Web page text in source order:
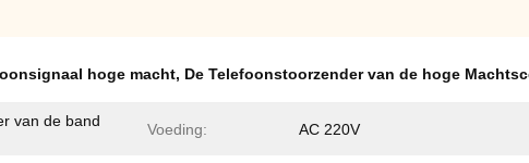
hoge macht, De Telefoonstoorzender van de hoge
van de band
Voeding: AC 220V